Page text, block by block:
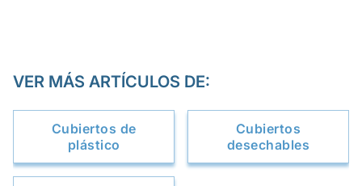
VER MÁS ARTÍCULOS DE:
Cubiertos de
plástico
Cubiertos
desechables